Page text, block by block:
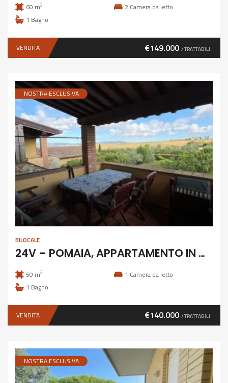
60 m2 2 Camera da letto
1 Bagno
VENDITA €149.000 / TRATTABILI
NOSTRA ESCLUSIVA
BILOCALE
24V – POMAIA, APPARTAMENTO IN COLONICA
50 m2 1 Camera da letto
1 Bagno
VENDITA €140.000 / TRATTABILI
NOSTRA ESCLUSIVA